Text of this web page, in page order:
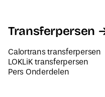
Transferpersen
Calortrans transferpersen
LOKLiK transferpersen
Pers Onderdelen